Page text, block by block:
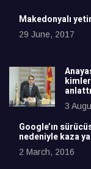
Makedonyalı
29 June, 2017
anlattı
3
Google’ın
nedeniyle kaza
2 March, 2016